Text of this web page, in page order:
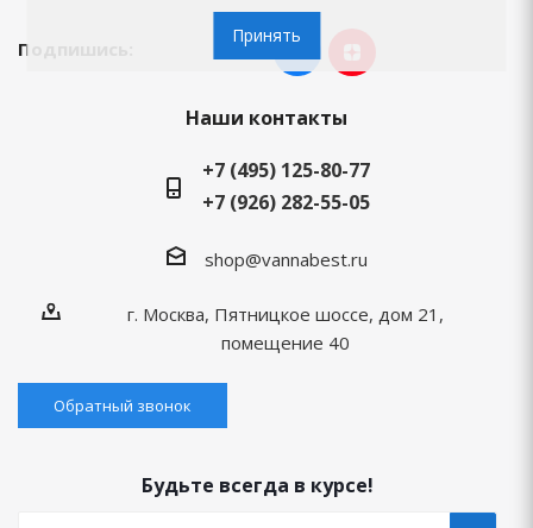
Подпишись:
Наши контакты
+7 (495) 125-80-77
+7 (926) 282-55-05
shop@vannabest.ru
г. Москва, Пятницкое шоссе, дом 21,
помещение 40
Обратный звонок
Будьте всегда в курсе!
Принять